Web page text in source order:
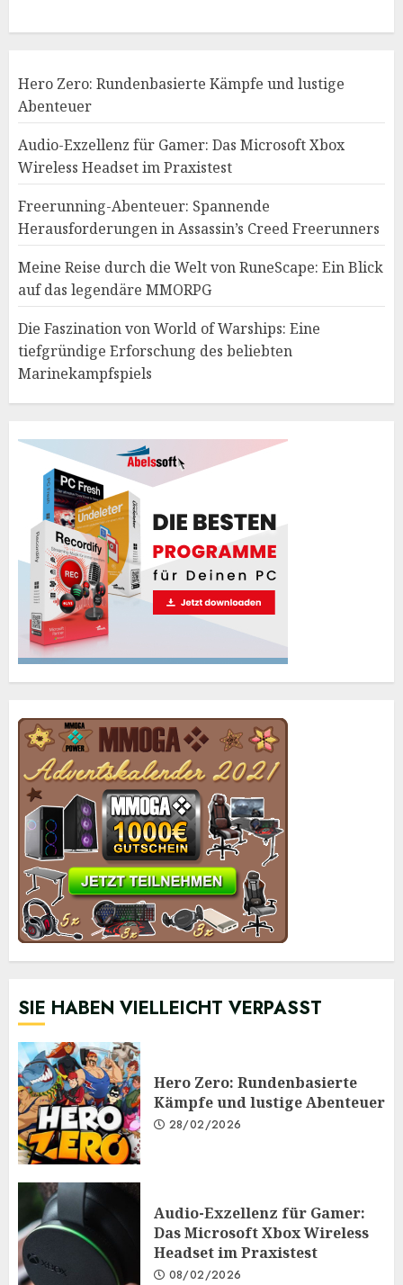
Hero Zero: Rundenbasierte Kämpfe und lustige
Abenteuer
Audio-Exzellenz für Gamer: Das Microsoft Xbox
Wireless Headset im Praxistest
Freerunning-Abenteuer: Spannende
Herausforderungen in Assassin’s Creed Freerunners
Meine Reise durch die Welt von RuneScape: Ein Blick
auf das legendäre MMORPG
Die Faszination von World of Warships: Eine
tiefgründige Erforschung des beliebten
Marinekampfspiels
SIE HABEN VIELLEICHT VERPASST
Hero Zero: Rundenbasierte
Kämpfe und lustige Abenteuer
28/02/2026
Audio-Exzellenz für Gamer:
Das Microsoft Xbox Wireless
Headset im Praxistest
08/02/2026